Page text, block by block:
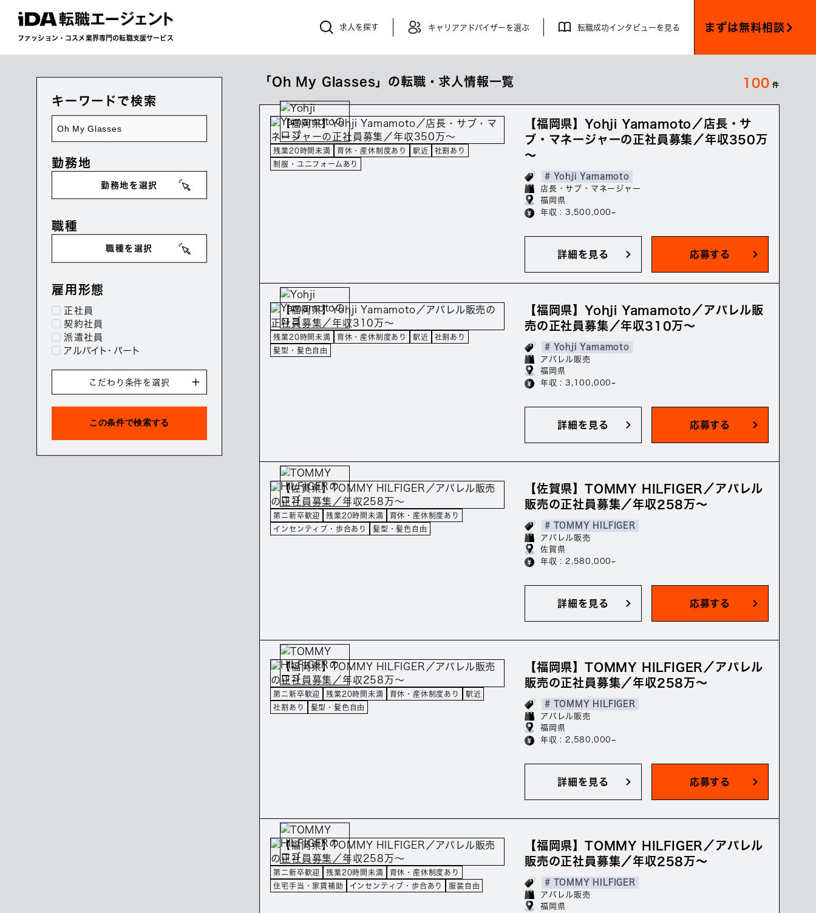
ファッション・コスメ業界専門の転職支援サービス
求人を探す キャリアアドバイザーを選ぶ 転職成功インタビューを見る まずは無料相談
キーワードで検索
勤務地
勤務地を選択
職種
職種を選択
雇用形態
正社員
契約社員
派遣社員
アルバイト・パート
こだわり条件を選択
「Oh My Glasses」の転職・求人情報一覧 100 件
残業20時間未満 育休・産休制度あり 駅近
社割あり
制服・ユニフォームあり
【福岡県】Yohji Yamamoto／店長・サ
ブ・マネージャーの正社員募集／年収350万
～
# Yohji Yamamoto
店長・サブ・マネージャー
福岡県
年収 : 3,500,000~
詳細を見る 応募する
残業20時間未満 育休・産休制度あり 駅近
社割あり
髪型・髪色自由
【福岡県】Yohji Yamamoto／アパレル販
売の正社員募集／年収310万～
# Yohji Yamamoto
アパレル販売
福岡県
年収 : 3,100,000~
詳細を見る 応募する
第二新卒歓迎 残業20時間未満
育休・産休制度あり
インセンティブ・歩合あり
髪型・髪色自由
【佐賀県】TOMMY HILFIGER／アパレル
販売の正社員募集／年収258万～
# TOMMY HILFIGER
アパレル販売
佐賀県
年収 : 2,580,000~
詳細を見る 応募する
第二新卒歓迎 残業20時間未満 育休・産休制度あり
駅近
社割あり
髪型・髪色自由
【福岡県】TOMMY HILFIGER／アパレル
販売の正社員募集／年収258万～
# TOMMY HILFIGER
アパレル販売
福岡県
年収 : 2,580,000~
詳細を見る 応募する
第二新卒歓迎 残業20時間未満
育休・産休制度あり
住宅手当・家賃補助
インセンティブ・歩合あり 服装自由
【福岡県】TOMMY HILFIGER／アパレル
販売の正社員募集／年収258万～
# TOMMY HILFIGER
アパレル販売
福岡県